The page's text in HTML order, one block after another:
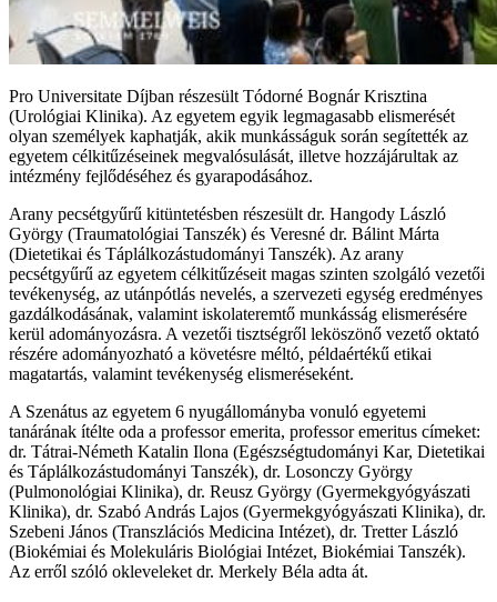
Pro Universitate Díjban részesült Tódorné Bognár Krisztina
(Urológiai Klinika). Az egyetem egyik legmagasabb elismerését
olyan személyek kaphatják, akik munkásságuk során segítették az
egyetem célkitűzéseinek megvalósulását, illetve hozzájárultak az
intézmény fejlődéséhez és gyarapodásához.
Arany pecsétgyűrű kitüntetésben részesült dr. Hangody László
György (Traumatológiai Tanszék) és Veresné dr. Bálint Márta
(Dietetikai és Táplálkozástudományi Tanszék). Az arany
pecsétgyűrű az egyetem célkitűzéseit magas szinten szolgáló vezetői
tevékenység, az utánpótlás nevelés, a szervezeti egység eredményes
gazdálkodásának, valamint iskolateremtő munkásság elismerésére
kerül adományozásra. A vezetői tisztségről leköszönő vezető oktató
részére adományozható a követésre méltó, példaértékű etikai
magatartás, valamint tevékenység elismeréseként.
A Szenátus az egyetem 6 nyugállományba vonuló egyetemi
tanárának ítélte oda a professor emerita, professor emeritus címeket:
dr. Tátrai-Németh Katalin Ilona (Egészségtudományi Kar, Dietetikai
és Táplálkozástudományi Tanszék), dr. Losonczy György
(Pulmonológiai Klinika), dr. Reusz György (Gyermekgyógyászati
Klinika), dr. Szabó András Lajos (Gyermekgyógyászati Klinika), dr.
Szebeni János (Transzlációs Medicina Intézet), dr. Tretter László
(Biokémiai és Molekuláris Biológiai Intézet, Biokémiai Tanszék).
Az erről szóló okleveleket dr. Merkely Béla adta át.